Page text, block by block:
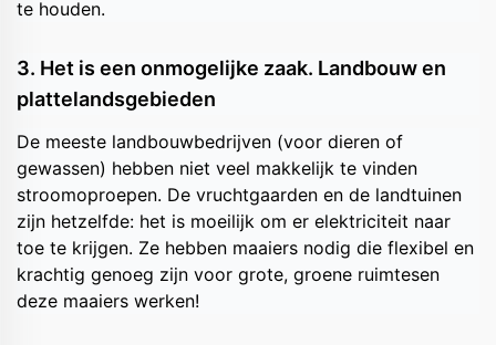
te houden.
3. Het is een onmogelijke zaak. Landbouw en
plattelandsgebieden
De meeste landbouwbedrijven (voor dieren of
gewassen) hebben niet veel makkelijk te vinden
stroomoproepen. De vruchtgaarden en de landtuinen
zijn hetzelfde: het is moeilijk om er elektriciteit naar
toe te krijgen. Ze hebben maaiers nodig die flexibel en
krachtig genoeg zijn voor grote, groene ruimtesen
deze maaiers werken!